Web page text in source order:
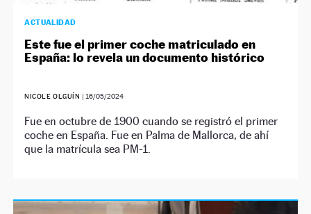
ACTUALIDAD
Este fue el primer coche matriculado en
España: lo revela un documento histórico
NICOLE OLGUÍN | 16/05/2024
Fue en octubre de 1900 cuando se registró el primer
coche en España. Fue en Palma de Mallorca, de ahí
que la matrícula sea PM-1.